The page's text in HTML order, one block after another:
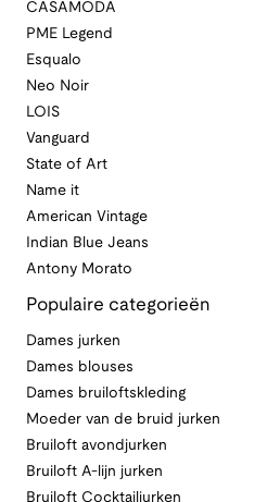
CASAMODA
PME Legend
Esqualo
Neo Noir
LOIS
Vanguard
State of Art
Name it
American Vintage
Indian Blue Jeans
Antony Morato
Populaire categorieën
Dames jurken
Dames blouses
Dames bruiloftskleding
Moeder van de bruid jurken
Bruiloft avondjurken
Bruiloft A-lijn jurken
Bruiloft Cocktailjurken